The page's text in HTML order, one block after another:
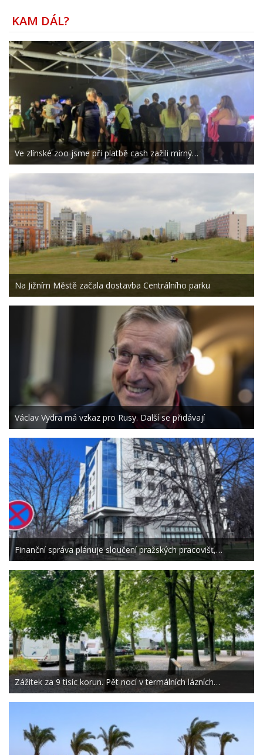
KAM DÁL?
Ve zlínské zoo jsme při platbě cash zažili mírný…
Na Jižním Městě začala dostavba Centrálního parku
Václav Vydra má vzkaz pro Rusy. Další se přidávají
Finanční správa plánuje sloučení pražských pracovišť,…
Zážitek za 9 tisíc korun. Pět nocí v termálních lázních…